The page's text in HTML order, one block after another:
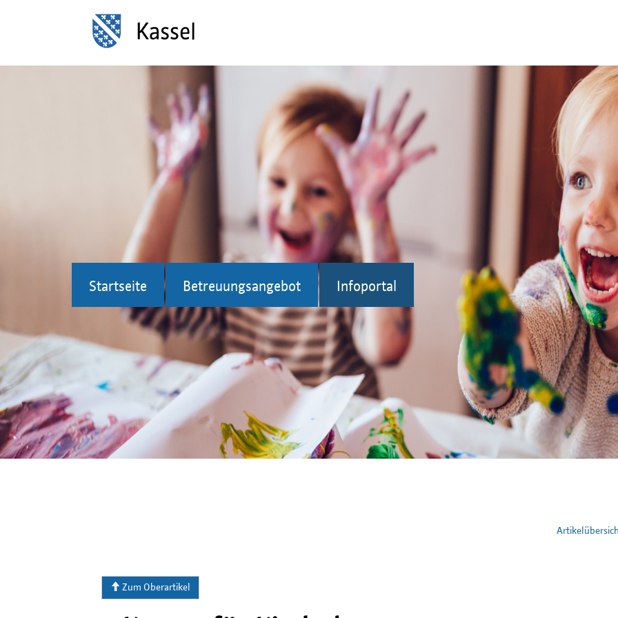
Startseite Betreuungsangebot Infoportal
Zum Oberartikel